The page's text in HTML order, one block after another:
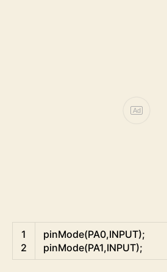
Ad
1
2
pinMode(PA0,INPUT);
pinMode(PA1,INPUT);